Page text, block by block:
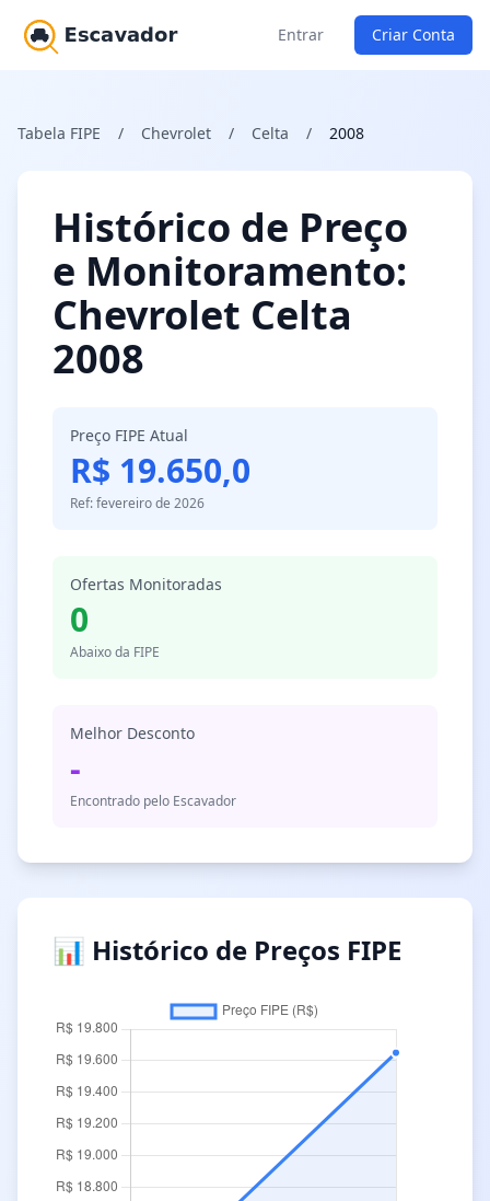
Entrar Criar Conta
Tabela FIPE / Chevrolet / Celta / 2008
Histórico de Preço
e Monitoramento:
Chevrolet Celta
2008
Preço FIPE Atual
R$ 19.650,0
Ref: fevereiro de 2026
Ofertas Monitoradas
0
Abaixo da FIPE
Melhor Desconto
-
Encontrado pelo Escavador
📊 Histórico de Preços FIPE